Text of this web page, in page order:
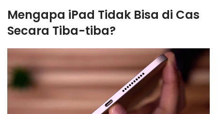
Mengapa iPad Tidak Bisa di Cas
Secara Tiba-tiba?